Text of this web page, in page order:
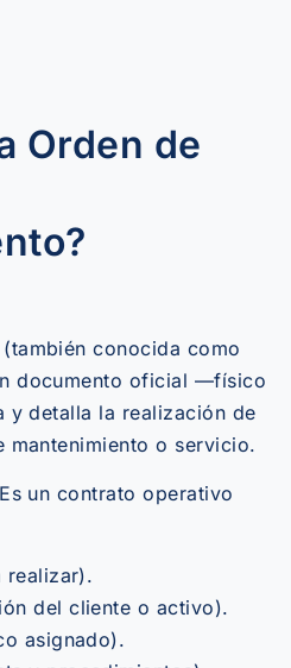
Orden de
(también conocida como
documento oficial —físico
detalla la realización de
mantenimiento o servicio.
un contrato operativo
realizar).
del cliente o activo).
asignado).